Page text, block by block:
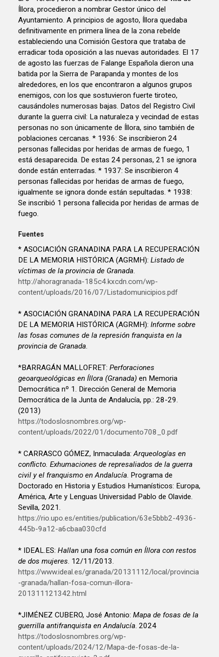
Íllora, procedieron a nombrar Gestor único del
Ayuntamiento. A principios de agosto, Íllora quedaba
definitivamente en primera línea de la zona rebelde
estableciendo una Comisión Gestora que trataba de
erradicar toda oposición a las nuevas autoridades. El 17
de agosto las fuerzas de Falange Española dieron una
batida por la Sierra de Parapanda y montes de los
alrededores, en los que encontraron a algunos grupos
enemigos, con los que sostuvieron fuerte tiroteo,
causándoles numerosas bajas. Datos del Registro Civil
durante la guerra civil: La naturaleza y vecindad de estas
personas no son únicamente de Íllora, sino también de
poblaciones cercanas. * 1936: Se inscribieron 24
personas fallecidas por heridas de armas de fuego, 1
está desaparecida. De estas 24 personas, 21 se ignora
donde están enterradas. * 1937: Se inscribieron 4
personas fallecidas por heridas de armas de fuego,
igualmente se ignora donde están sepultadas. * 1938:
Se inscribió 1 persona fallecida por heridas de armas de
fuego.
Fuentes
* ASOCIACIÓN GRANADINA PARA LA RECUPERACIÓN
DE LA MEMORIA HISTÓRICA (AGRMH):Listado de
víctimas de la provincia de Granada.
http://ahoragranada-185c4.kxcdn.com/wp-
content/uploads/2016/07/Listadomunicipios.pdf
* ASOCIACIÓN GRANADINA PARA LA RECUPERACIÓN
DE LA MEMORIA HISTÓRICA (AGRMH):Informe sobre
las fosas comunes de la represión franquista en la
provincia de Granada.
*BARRAGÁN MALLOFRET:Perforaciones
geoarqueológicas en Íllora (Granada) en Memoria
Democrática nº 1. Dirección General de Memoria
Democrática de la Junta de Andalucía, pp.: 28-29.
(2013)
https://todoslosnombres.org/wp-
content/uploads/2022/01/documento708_0.pdf
* CARRASCO GÓMEZ, Inmaculada:Arqueologías en
conflicto. Exhumaciones de represaliados de la guerra
civil y el franquismo en Andalucía. Programa de
Doctorado en Historia y Estudios Humanísticos: Europa,
América, Arte y Lenguas Universidad Pablo de Olavide.
Sevilla, 2021.
https://rio.upo.es/entities/publication/63e5bbb2-4936-
445b-9a12-a6cbaa030cfd
* IDEAL.ES:Hallan una fosa común en Íllora con restos
de dos mujeres. 12/11/2013.
https://www.ideal.es/granada/20131112/local/provincia
-granada/hallan-fosa-comun-illora-
201311121342.html
*JIMÉNEZ CUBERO, José Antonio:Mapa de fosas de la
guerrilla antifranquista en Andalucía. 2024
https://todoslosnombres.org/wp-
content/uploads/2024/12/Mapa-de-fosas-de-la-